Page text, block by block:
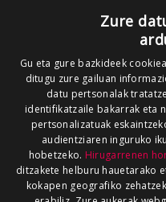
Zure
Gu eta gure bazkideek
ditugu zure gailuan
datu pertsonalak
identifikatzaile bakarrak eta
pertsonalizatuak
audientziaren inguruko
hobetzeko. Hirugarrenen
ditzakete helburu hauetarako
kokapen geografiko